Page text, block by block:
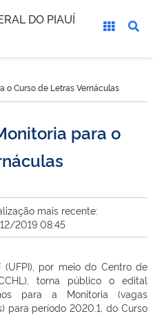
DO PIAUÍ
o Curso de Letras Vernáculas
para o
mais recente:
2019 08:45
por meio do Centro de
torna público o edital
para a Monitoria (vagas
para período 2020.1, do Curso